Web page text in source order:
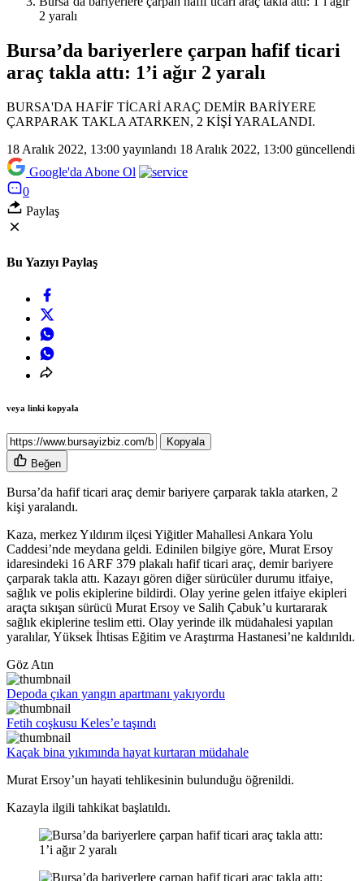
2 yaralı
Bursa’da bariyerlere çarpan hafif ticari
araç takla attı: 1’i ağır 2 yaralı
BURSA'DA HAFİF TİCARİ ARAÇ DEMİR BARİYERE
ÇARPARAK TAKLA ATARKEN, 2 KİŞİ YARALANDI.
18 Aralık 2022, 13:00 yayınlandı 18 Aralık 2022, 13:00 güncellendi
Google'da Abone Ol
0
Paylaş
Bu Yazıyı Paylaş
veya linki kopyala
Kopyala
Beğen
Bursa’da hafif ticari araç demir bariyere çarparak takla atarken, 2
kişi yaralandı.
Kaza, merkez Yıldırım ilçesi Yiğitler Mahallesi Ankara Yolu
Caddesi’nde meydana geldi. Edinilen bilgiye göre, Murat Ersoy
idaresindeki 16 ARF 379 plakalı hafif ticari araç, demir bariyere
çarparak takla attı. Kazayı gören diğer sürücüler durumu itfaiye,
sağlık ve polis ekiplerine bildirdi. Olay yerine gelen itfaiye ekipleri
araçta sıkışan sürücü Murat Ersoy ve Salih Çabuk’u kurtararak
sağlık ekiplerine teslim etti. Olay yerinde ilk müdahalesi yapılan
yaralılar, Yüksek İhtisas Eğitim ve Araştırma Hastanesi’ne kaldırıldı.
Göz Atın
Depoda çıkan yangın apartmanı yakıyordu
Fetih coşkusu Keles’e taşındı
Kaçak bina yıkımında hayat kurtaran müdahale
Murat Ersoy’un hayati tehlikesinin bulunduğu öğrenildi.
Kazayla ilgili tahkikat başlatıldı.